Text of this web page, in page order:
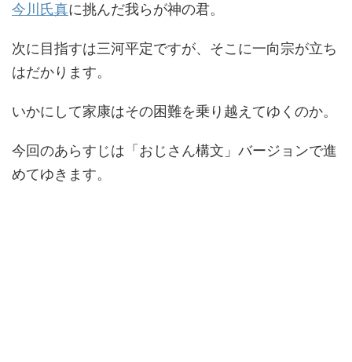
今川氏真に挑んだ我らが神の君。
次に目指すは三河平定ですが、そこに一向宗が立ち
はだかります。
いかにして家康はその困難を乗り越えてゆくのか。
今回のあらすじは「おじさん構文」バージョンで進
めてゆきます。